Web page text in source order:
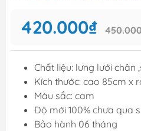
420.000₫
Chất liệu: lưng lưới chân
Kích thước: cao 85cm x
Màu sắc: cam
Độ mới 100% chưa qua
Bảo hành 06 tháng